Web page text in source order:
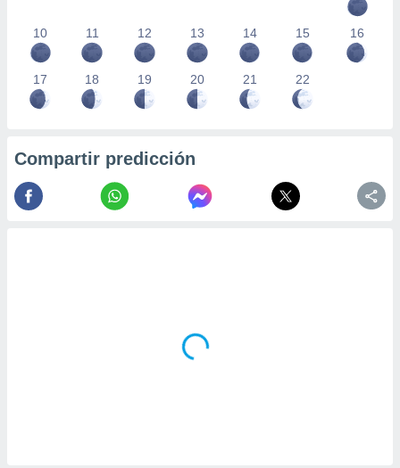
10 11 12 13 14 15 16
17 18 19 20 21 22
Compartir predicción